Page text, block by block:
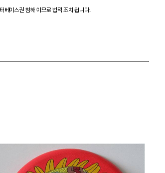
이스권 침해 이므로 법적 조치 됩니다.